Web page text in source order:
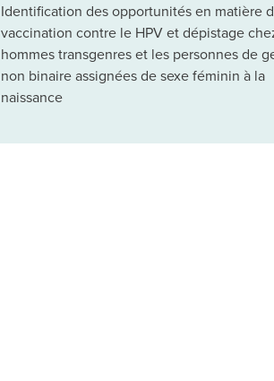
Identification des opportunités en matière
vaccination contre le HPV et dépistage
hommes transgenres et les personnes de
non binaire assignées de sexe féminin à la
naissance